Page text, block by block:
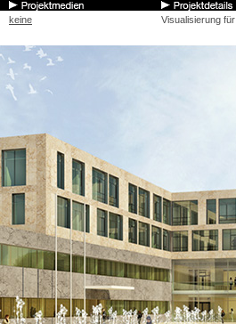
keine Visualisierung für